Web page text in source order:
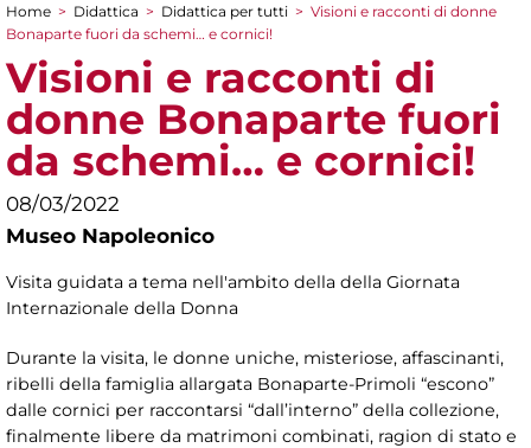
Tu sei qui
Home > Didattica > Didattica per tutti > Visioni e racconti di donne
Bonaparte fuori da schemi… e cornici!
Visioni e racconti di
donne Bonaparte fuori
da schemi… e cornici!
08/03/2022
Museo Napoleonico
Visita guidata a tema nell'ambito della della Giornata
Internazionale della Donna
Durante la visita, le donne uniche, misteriose, affascinanti,
ribelli della famiglia allargata Bonaparte-Primoli “escono”
dalle cornici per raccontarsi “dall’interno” della collezione,
finalmente libere da matrimoni combinati, ragion di stato e